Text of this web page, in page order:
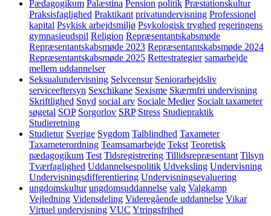
Pædagogikum Palæstina Pension politik Præstationskultur
Praksisfaglighed Praktikant privatundervisning Professionel
kapital Psykisk arbejdsmiljø Psykologisk tryghed regeringens
gymnasieudspil Religion Repræsentantskabsmøde
Repræsentantskabsmøde 2023 Repræsentantskabsmøde 2024
Repræsentantskabsmøde 2025 Rettestrategier samarbejde
mellem uddannelser
Seksualundervisning Selvcensur Seniorarbejdsliv
serviceeftersyn Sexchikane Sexisme Skærmfri undervisning
Skriftlighed Snyd social arv Sociale Medier Socialt taxameter
søgetal SOP Sorgorlov SRP Stress Studiepraktik
Studieretning
Studietur Sverige Sygdom Talblindhed Taxameter
Taxameterordning Teamsamarbejde Tekst Teoretisk
pædagogikum Test Tidsregistrering Tillidsrepræsentant Tilsyn
Tværfaglighed Uddannelsespolitik Udveksling Undervisning
Undervisningsdifferentiering Undervisningsevaluering
ungdomskultur ungdomsuddannelse valg Valgkamp
Vejledning Vidensdeling Videregående uddannelse Vikar
Virtuel undervisning VUC Ytringsfrihed